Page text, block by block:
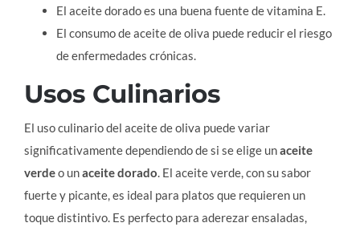
El aceite dorado es una buena fuente de vitamina E.
El consumo de aceite de oliva puede reducir el riesgo
de enfermedades crónicas.
Usos Culinarios
El uso culinario del aceite de oliva puede variar
significativamente dependiendo de si se elige unaceite
verdeo unaceite dorado. El aceite verde, con su sabor
fuerte y picante, es ideal para platos que requieren un
toque distintivo. Es perfecto para aderezar ensaladas,